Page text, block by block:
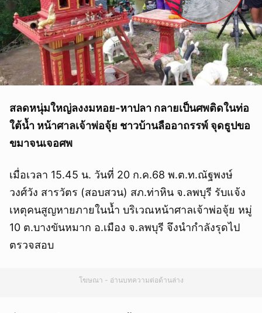
สลดหนุ่มใหญ่ลงงมหอย-หาปลา กลายเป็นศพติดในท่อ
ใต้น้ำ หน้าศาลเจ้าพ่อจุ้ย ชาวบ้านลืออาถรรพ์ จุดธูปขอ
ขมาจนเจอศพ
เมื่อเวลา 15.45 น. วันที่ 20 ก.ค.68 พ.ต.ท.ณัฐพงษ์
วงศ์วัง สารวัตร (สอบสวน) สภ.ท่าหิน จ.ลพบุรี รับแจ้ง
เหตุคนสูญหายภายในน้ำ บริเวณหน้าศาลเจ้าพ่อจุ้ย หมู่
10 ต.บางขันหมาก อ.เมือง จ.ลพบุรี จึงนำกำลังรุดไป
ตรวจสอบ
โฆษณา - อ่านบทความต่อด้านล่าง